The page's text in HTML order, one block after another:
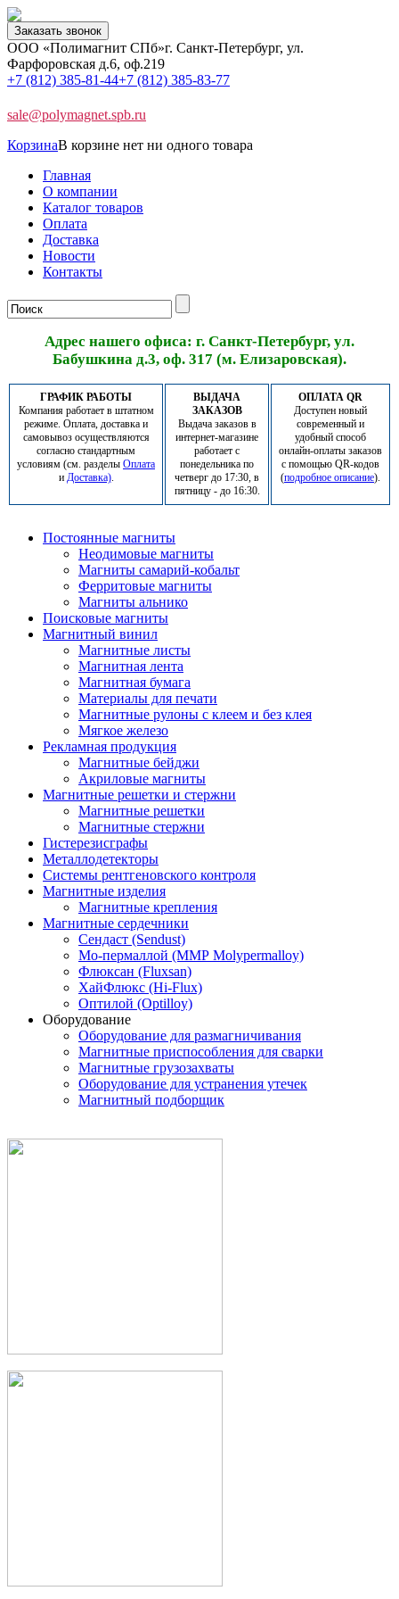
Заказать звонок
ООО «Полимагнит СПб»г. Санкт-Петербург, ул.
Фарфоровская д.6, оф.219
+7 (812) 385-81-44+7 (812) 385-83-77
sale@polymagnet.spb.ru
КорзинаВ корзине нет ни одного товара
Главная
О компании
Каталог товаров
Оплата
Доставка
Новости
Контакты
Адрес нашего офиса: г. Санкт-Петербург, ул.
Бабушкина д.3, оф. 317 (м. Елизаровская).
ГРАФИК РАБОТЫ
Компания работает в штатном
режиме. Оплата, доставка и
самовывоз осуществляются
согласно стандартным
условиям (см. разделы Оплата
и Доставка).
ВЫДАЧА
ЗАКАЗОВ
Выдача заказов в
интернет-магазине
работает с
понедельника по
четверг до 17:30, в
пятницу - до 16:30.
ОПЛАТА QR
Доступен новый
современный и
удобный способ
онлайн-оплаты заказов
с помощью QR-кодов
(подробное описание).
Постоянные магниты
Неодимовые магниты
Магниты самарий-кобальт
Ферритовые магниты
Магниты альнико
Поисковые магниты
Магнитный винил
Магнитные листы
Магнитная лента
Магнитная бумага
Материалы для печати
Магнитные рулоны с клеем и без клея
Мягкое железо
Рекламная продукция
Магнитные бейджи
Акриловые магниты
Магнитные решетки и стержни
Магнитные решетки
Магнитные стержни
Гистерезисграфы
Металлодетекторы
Системы рентгеновского контроля
Магнитные изделия
Магнитные крепления
Магнитные сердечники
Сендаст (Sendust)
Мо-пермаллой (ММР Molypermalloy)
Флюксан (Fluxsan)
ХайФлюкс (Hi-Flux)
Оптилой (Optilloy)
Оборудование
Оборудование для размагничивания
Магнитные приспособления для сварки
Магнитные грузозахваты
Оборудование для устранения утечек
Магнитный подборщик